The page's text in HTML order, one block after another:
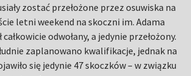
zostać przełożone przez osuwiska na
letni weekend na skoczni im. Adama
całkowicie odwołany, a jedynie przełożony.
zaplanowano kwalifikacje, jednak na
się jedynie 47 skoczków – w związku